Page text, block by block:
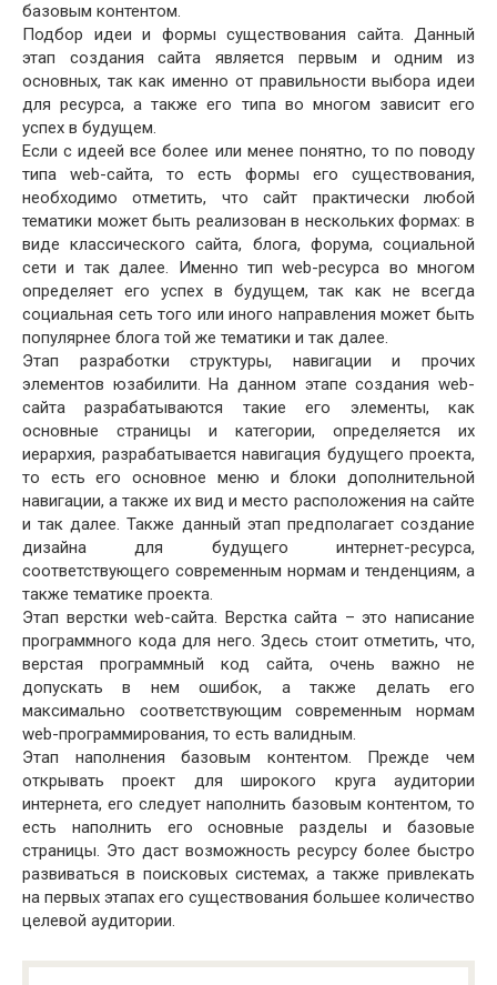
базовым контентом.
Подбор идеи и формы существования сайта. Данный
этап создания сайта является первым и одним из
основных, так как именно от правильности выбора идеи
для ресурса, а также его типа во многом зависит его
успех в будущем.
Если с идеей все более или менее понятно, то по поводу
типа web-сайта, то есть формы его существования,
необходимо отметить, что сайт практически любой
тематики может быть реализован в нескольких формах: в
виде классического сайта, блога, форума, социальной
сети и так далее. Именно тип web-ресурса во многом
определяет его успех в будущем, так как не всегда
социальная сеть того или иного направления может быть
популярнее блога той же тематики и так далее.
Этап разработки структуры, навигации и прочих
элементов юзабилити. На данном этапе создания web-
сайта разрабатываются такие его элементы, как
основные страницы и категории, определяется их
иерархия, разрабатывается навигация будущего проекта,
то есть его основное меню и блоки дополнительной
навигации, а также их вид и место расположения на сайте
и так далее. Также данный этап предполагает создание
дизайна для будущего интернет-ресурса,
соответствующего современным нормам и тенденциям, а
также тематике проекта.
Этап верстки web-сайта. Верстка сайта – это написание
программного кода для него. Здесь стоит отметить, что,
верстая программный код сайта, очень важно не
допускать в нем ошибок, а также делать его
максимально соответствующим современным нормам
web-программирования, то есть валидным.
Этап наполнения базовым контентом. Прежде чем
открывать проект для широкого круга аудитории
интернета, его следует наполнить базовым контентом, то
есть наполнить его основные разделы и базовые
страницы. Это даст возможность ресурсу более быстро
развиваться в поисковых системах, а также привлекать
на первых этапах его существования большее количество
целевой аудитории.